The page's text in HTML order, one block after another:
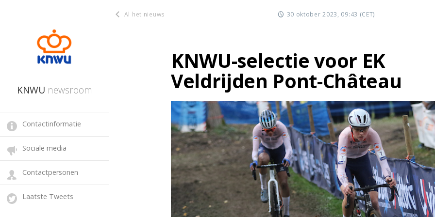
Al het nieuws 30 oktober 2023, 09:43 (CET)
KNWU-selectie voor EK
Veldrijden Pont-Château
KNWU newsroom
Contactinformatie
Sociale media
Contactpersonen
Laatste Tweets